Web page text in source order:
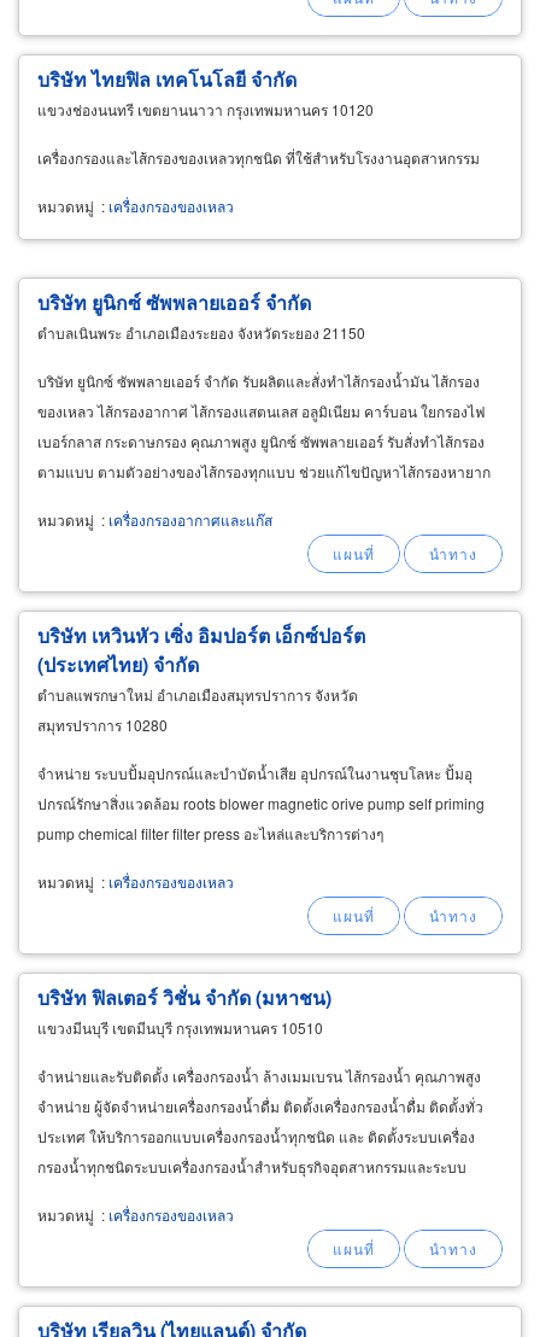
บริษัท ไทยฟิล เทคโนโลยี จำกัด
แขวงช่องนนทรี เขตยานนาวา กรุงเทพมหานคร 10120
เครื่องกรองและไส้กรองของเหลวทุกชนิด ที่ใช้สำหรับโรงงานอุตสาหกรรม
หมวดหมู่ : เครื่องกรองของเหลว
บริษัท ยูนิกซ์ ซัพพลายเออร์ จำกัด
ตำบลเนินพระ อำเภอเมืองระยอง จังหวัดระยอง 21150
บริษัท ยูนิกซ์ ซัพพลายเออร์ จำกัด รับผลิตและสั่งทำไส้กรองน้ำมัน ไส้กรอง
ของเหลว ไส้กรองอากาศ ไส้กรองแสตนเลส อลูมิเนียม คาร์บอน ใยกรองไฟ
เบอร์กลาส กระดาษกรอง คุณภาพสูง ยูนิกซ์ ซัพพลายเออร์ รับสั่งทำไส้กรอง
ตามแบบ ตามตัวอย่างของไส้กรองทุกแบบ ช่วยแก้ไขปัญหาไส้กรองหายาก
หมวดหมู่ : เครื่องกรองอากาศและแก๊ส
บริษัท เหวินหัว เซิ่ง อิมปอร์ต เอ็กซ์ปอร์ต
(ประเทศไทย) จำกัด
ตำบลแพรกษาใหม่ อำเภอเมืองสมุทรปราการ จังหวัด
สมุทรปราการ 10280
จำหน่าย ระบบปั้มอุปกรณ์และบำบัดน้ำเสีย อุปกรณ์ในงานชุบโลหะ ปั้มอุ
ปกรณ์รักษาสิ่งแวดล้อม roots blower magnetic orive pump self priming
pump chemical filter filter press อะไหล่และบริการต่างๆ
หมวดหมู่ : เครื่องกรองของเหลว
บริษัท ฟิลเตอร์ วิชั่น จำกัด (มหาชน)
แขวงมีนบุรี เขตมีนบุรี กรุงเทพมหานคร 10510
จำหน่ายและรับติดตั้ง เครื่องกรองน้ำ ล้างเมมเบรน ไส้กรองน้ำ คุณภาพสูง
จำหน่าย ผู้จัดจำหน่ายเครื่องกรองน้ำดื่ม ติดตั้งเครื่องกรองน้ำดื่ม ติดตั้งทั่ว
ประเทศ ให้บริการออกแบบเครื่องกรองน้ำทุกชนิด และ ติดตั้งระบบเครื่อง
กรองน้ำทุกชนิดระบบเครื่องกรองน้ำสำหรับธุรกิจอุตสาหกรรมและระบบ
หมวดหมู่ : เครื่องกรองของเหลว
บริษัท เรียลวิน (ไทยแลนด์) จำกัด